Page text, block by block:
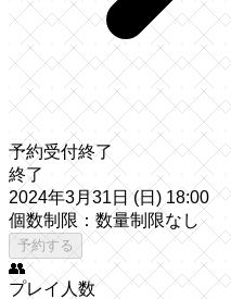
予約受付終了
終了
2024年3月31日 (日) 18:00
個数制限：数量制限なし
予約する
👥
プレイ人数